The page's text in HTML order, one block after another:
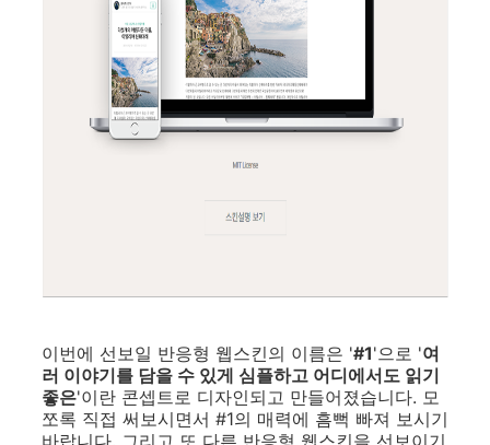
이번에 선보일 반응형 웹스킨의 이름은 '#1'으로 '여
러 이야기를 담을 수 있게 심플하고 어디에서도 읽기
좋은'이란 콘셉트로 디자인되고 만들어졌습니다. 모
쪼록 직접 써보시면서 #1의 매력에 흠뻑 빠져 보시기
바랍니다. 그리고 또 다른 반응형 웹스킨을 선보이기